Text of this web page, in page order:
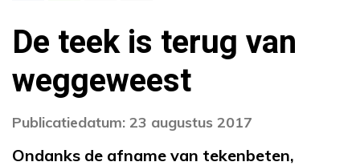
De teek is terug van
weggeweest
Publicatiedatum: 23 augustus 2017
Ondanks de afname van tekenbeten,